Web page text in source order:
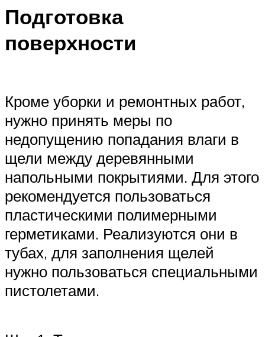
Подготовка
поверхности
Кроме уборки и ремонтных работ,
нужно принять меры по
недопущению попадания влаги в
щели между деревянными
напольными покрытиями. Для этого
рекомендуется пользоваться
пластическими полимерными
герметиками. Реализуются они в
тубах, для заполнения щелей
нужно пользоваться специальными
пистолетами.